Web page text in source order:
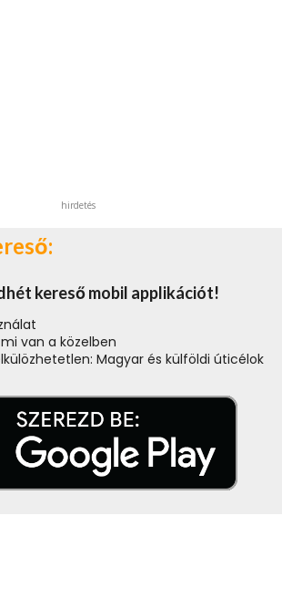
hirdetés
kereső mobil applikációt!
van a közelben
Magyar és külföldi úticélok